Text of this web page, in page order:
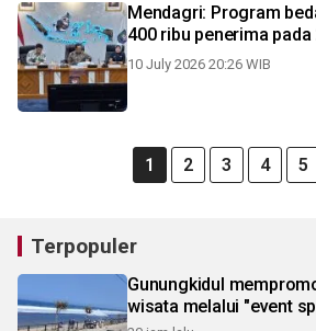
Mendagri: Program
400 ribu penerima pada
10 July 2026 20:26 WIB
1 2 3 4 5
Terpopuler
Gunungkidul
wisata melalui "event